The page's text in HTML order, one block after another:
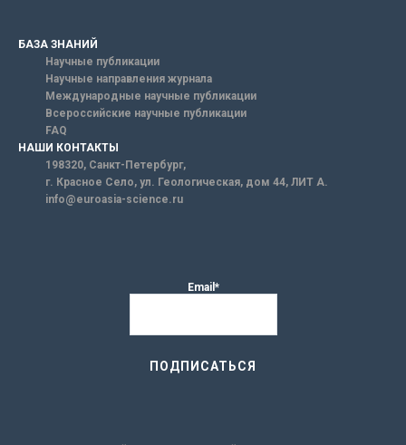
БАЗА ЗНАНИЙ
Научные публикации
Научные направления журнала
Международные научные публикации
Всероссийские научные публикации
FAQ
НАШИ КОНТАКТЫ
198320, Санкт-Петербург,
г. Красное Село, ул. Геологическая, дом 44, ЛИТ А.
info@euroasia-science.ru
Email*